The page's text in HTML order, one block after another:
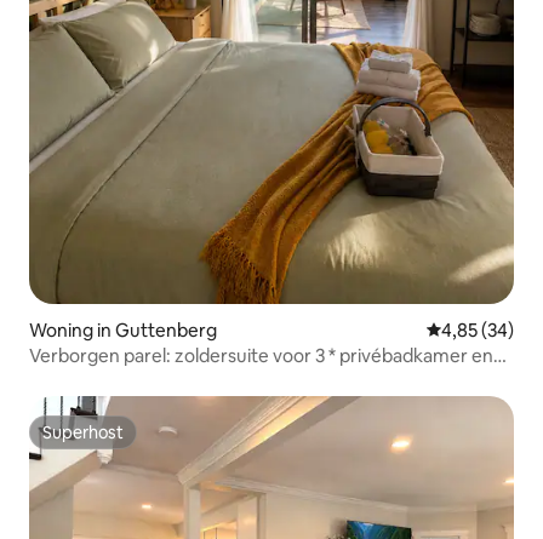
Woning in Guttenberg Gemiddelde
4,85 (34)
Verborgen parel: zoldersuite voor 3 * privébadkamer en
Superhost
Superhost